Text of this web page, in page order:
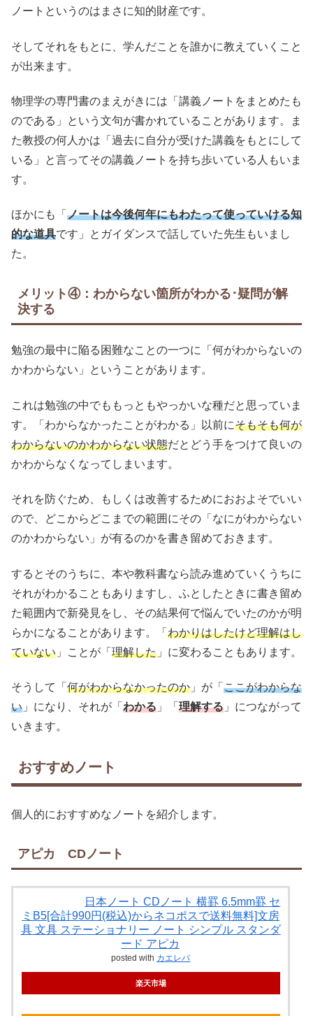
ノートというのはまさに知的財産です。
そしてそれをもとに、学んだことを誰かに教えていくこと
が出来ます。
物理学の専門書のまえがきには「講義ノートをまとめたも
のである」という文句が書かれていることがあります。ま
た教授の何人かは「過去に自分が受けた講義をもとにして
いる」と言ってその講義ノートを持ち歩いている人もいま
す。
ほかにも「 ノートは今後何年にもわたって使っていける知
的な道具です」とガイダンスで話していた先生もいまし
た。
メリット④：わからない箇所がわかる･疑問が解
決する
勉強の最中に陥る困難なことの一つに「何がわからないの
かわからない」ということがあります。
これは勉強の中でももっともやっかいな種だと思っていま
す。「わからなかったことがわかる」以前にそもそも何が
わからないのかわからない状態だとどう手をつけて良いの
かわからなくなってしまいます。
それを防ぐため、もしくは改善するためにおおよそでいい
ので、どこからどこまでの範囲にその「なにがわからない
のかわからない」が有るのかを書き留めておきます。
するとそのうちに、本や教科書なら読み進めていくうちに
それがわかることもありますし、ふとしたときに書き留め
た範囲内で新発見をし、その結果何で悩んでいたのかが明
らかになることがあります。「 わかりはしたけど理解はし
ていない 」ことが「 理解した 」に変わることもあります。
そうして「 何がわからなかったのか 」が「 ここがわからな
い 」になり、それが「 わかる 」「 理解する 」につながって
いきます。
おすすめノート
個人的におすすめなノートを紹介します。
アピカ CDノート
日本ノート CDノート 横罫 6.5mm罫 セ
ミB5[合計990円(税込)からネコポスで送料無料]文房
具 文具 ステーショナリー ノート シンプル スタンダ
ード アピカ
posted with カエレバ
楽天市場